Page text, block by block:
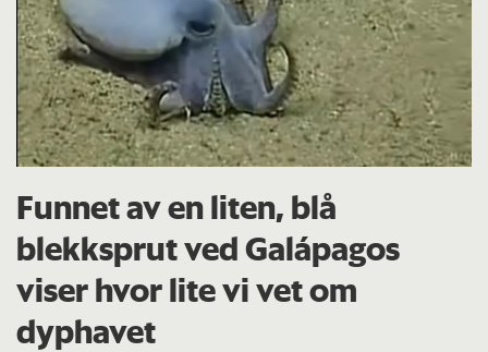
Funnet av en liten, blå
blekksprut ved Galápagos
viser hvor lite vi vet om
dyphavet